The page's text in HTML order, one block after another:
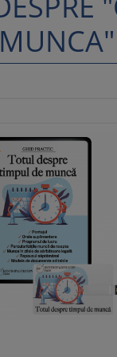
MUNCA"